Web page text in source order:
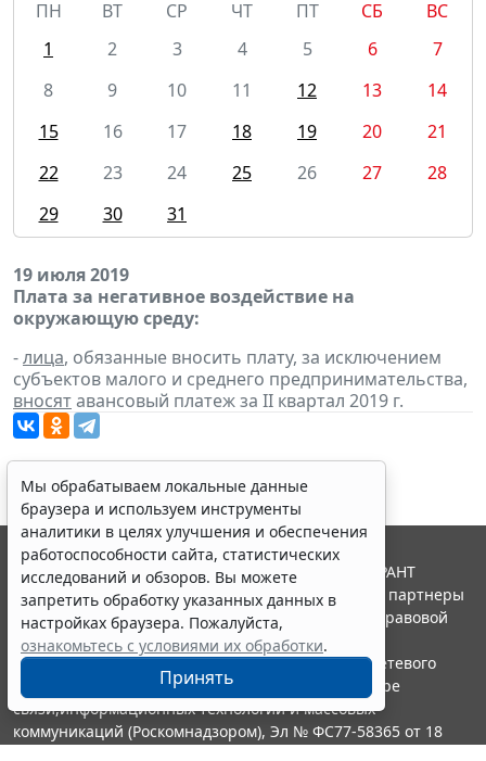
ПН
ВТ СР ЧТ ПТ СБ
ВС
1
2 3 4 5 6
7
8
9 10 11 12 13
14
15
16 17 18 19 20
21
22
23 24 25 26 27
28
29
30 31
19 июля 2019
Плата за негативное воздействие на
окружающую среду:
-лица, обязанные вносить плату, за исключением
субъектов малого и среднего предпринимательства,
вносятавансовый платеж за II квартал 2019 г.
Мы обрабатываем локальные данные
браузера и используем инструменты
аналитики в целях улучшения и обеспечения
работоспособности сайта, статистических
исследований и обзоров. Вы можете
запретить обработку указанных данных в
настройках браузера. Пожалуйста,
ознакомьтесь с условиями их обработки.
Принять
© ООО "НПП "ГАРАНТ-СЕРВИС", 2026. Система ГАРАНТ
выпускается с 1990 года. Компания "Гарант" и ее партнеры
являются участниками Российской ассоциации правовой
информации ГАРАНТ.
Портал ГАРАНТ.РУ зарегистрирован в качестве сетевого
издания Федеральной службой по надзору в сфере
связи,информационных технологий и массовых
коммуникаций (Роскомнадзором), Эл № ФС77-58365 от 18